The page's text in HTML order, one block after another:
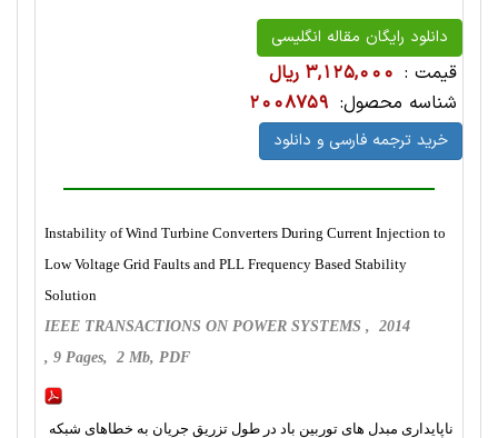
دانلود رایگان مقاله انگلیسی
قیمت : 3,125,000 ریال
شناسه محصول: 2008759
خرید ترجمه فارسی و دانلود
Instability of Wind Turbine Converters During Current Injection to
Low Voltage Grid Faults and PLL Frequency Based Stability
Solution
IEEE TRANSACTIONS ON POWER SYSTEMS , 2014
, 9 Pages, 2 Mb, PDF
ناپایداری مبدل های توربین باد در طول تزریق جریان به خطاهای شبکه